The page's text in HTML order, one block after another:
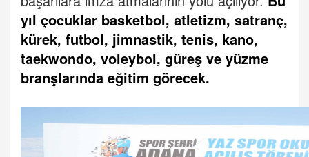
yıl çocuklar basketbol, atletizm, satranç,
kürek, futbol, jimnastik, tenis, kano,
taekwondo, voleybol, güreş ve yüzme
branşlarında eğitim görecek.